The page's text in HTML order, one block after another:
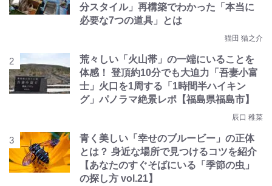
分スタイル」再構築でわかった「本当に
必要な7つの道具」とは
猫田 猫之介
荒々しい「火山帯」の一端にいることを
体感！ 登頂約10分でも大迫力「吾妻小富
士」火口を1周する「1時間半ハイキン
グ」パノラマ絶景レポ【福島県福島市】
辰口 稚菜
青く美しい「幸せのブルービー」の正体
とは？ 身近な場所で見つけるコツを紹介
【あなたのすぐそばにいる「季節の虫」
の探し方 vol.21】